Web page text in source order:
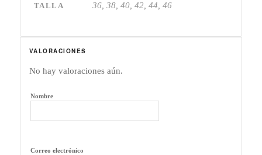
TALLA 36, 38, 40, 42, 44, 46
VALORACIONES
No hay valoraciones aún.
Nombre
Correo electrónico